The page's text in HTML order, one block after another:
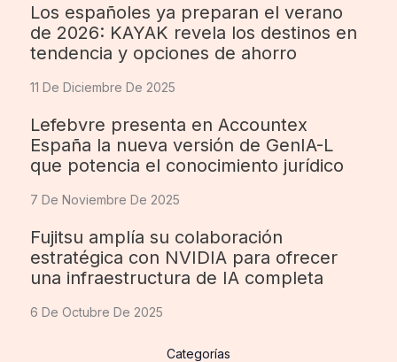
Los españoles ya preparan el verano
de 2026: KAYAK revela los destinos en
tendencia y opciones de ahorro
11 De Diciembre De 2025
Lefebvre presenta en Accountex
España la nueva versión de GenIA-L
que potencia el conocimiento jurídico
7 De Noviembre De 2025
Fujitsu amplía su colaboración
estratégica con NVIDIA para ofrecer
una infraestructura de IA completa
6 De Octubre De 2025
Categorías